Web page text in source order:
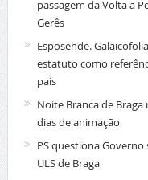
passagem da Volta a
Gerês
Esposende.
estatuto como
país
Noite Branca de
dias de animação
PS questiona
ULS de Braga